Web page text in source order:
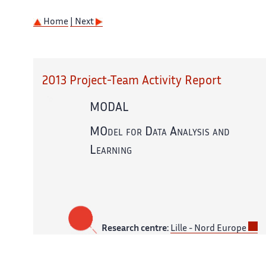
Home | Next
2013 Project-Team Activity Report
MODAL
MOdel for Data Analysis and
Learning
Research centre: Lille - Nord Europe